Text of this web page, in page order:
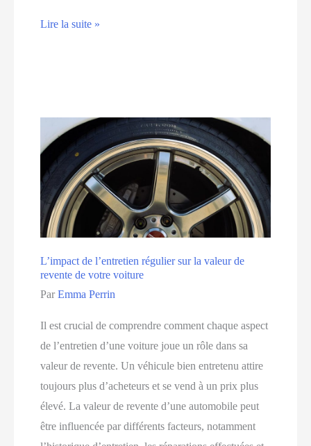
Les
accident
moto
Lire la suite »
L’impact de l’entretien régulier sur la valeur de
revente de votre voiture
ParEmma Perrin
Il est crucial de comprendre comment chaque aspect
de l’entretien d’une voiture joue un rôle dans sa
valeur de revente. Un véhicule bien entretenu attire
toujours plus d’acheteurs et se vend à un prix plus
élevé. La valeur de revente d’une automobile peut
être influencée par différents facteurs, notamment